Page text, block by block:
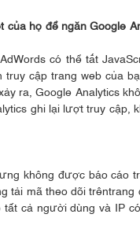
họ để ngăn Google
có thể tắt
truy cập trang web của
ra, Google Analytics
ghi lại lượt truy cập,
không được báo cáo
tải mã theo dõi
cả người dùng và IP